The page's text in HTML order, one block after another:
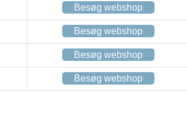
Besøg webshop
Besøg webshop
Besøg webshop
Besøg webshop